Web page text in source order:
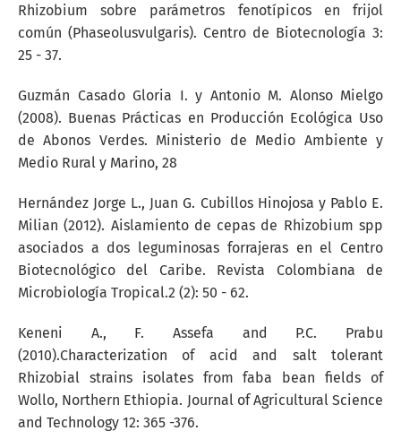
Rhizobium sobre parámetros fenotípicos en frijol
común (Phaseolusvulgaris). Centro de Biotecnología 3:
25 - 37.
Guzmán Casado Gloria I. y Antonio M. Alonso Mielgo
(2008). Buenas Prácticas en Producción Ecológica Uso
de Abonos Verdes. Ministerio de Medio Ambiente y
Medio Rural y Marino, 28
Hernández Jorge L., Juan G. Cubillos Hinojosa y Pablo E.
Milian (2012). Aislamiento de cepas de Rhizobium spp
asociados a dos leguminosas forrajeras en el Centro
Biotecnológico del Caribe. Revista Colombiana de
Microbiología Tropical.2 (2): 50 - 62.
Keneni A., F. Assefa and P.C. Prabu
(2010).Characterization of acid and salt tolerant
Rhizobial strains isolates from faba bean fields of
Wollo, Northern Ethiopia. Journal of Agricultural Science
and Technology 12: 365 -376.